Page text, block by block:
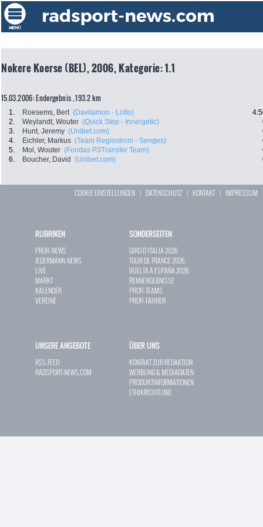
Nokere Koerse (BEL), 2006, Kategorie: 1.1
15.03.2006: Endergebnis , 193.2 km
1. Roesems, Bert (Davitamon - Lotto)
2.
Weylandt, Wouter (Quick Step - Innergetic)
3.
Hunt, Jeremy (Unibet.com)
4.
Eichler, Markus (Team Regiostrom - Senges)
5.
Mol, Wouter (Fondas P3Transfer Team)
6.
Boucher, David (Unibet.com)
COOKIE EINSTELLUNGEN | DATENSCHUTZ | KONTAKT| IMPRESSUM
RUBRIKEN
PROFI-NEWS
JEDERMANN-NEWS
LIVE
MARKT
KALENDER
VEREINE
SONDERSEITEN
GIRO D`ITALIA 2026
TOUR DE FRANCE 2026
VUELTA A ESPAÑA 2026
RENNERGEBNISSE
PROFI-TEAMS
PROFI-FAHRER
UNSERE ANGEBOTE
RSS-FEED
RADSPORT-NEWS.COM
ÜBER UNS
KONTAKT ZUR REDAKTION
WERBUNG & MEDIADATEN
PRODUKTINFORMATIONEN
ETHIKRICHTLINIE